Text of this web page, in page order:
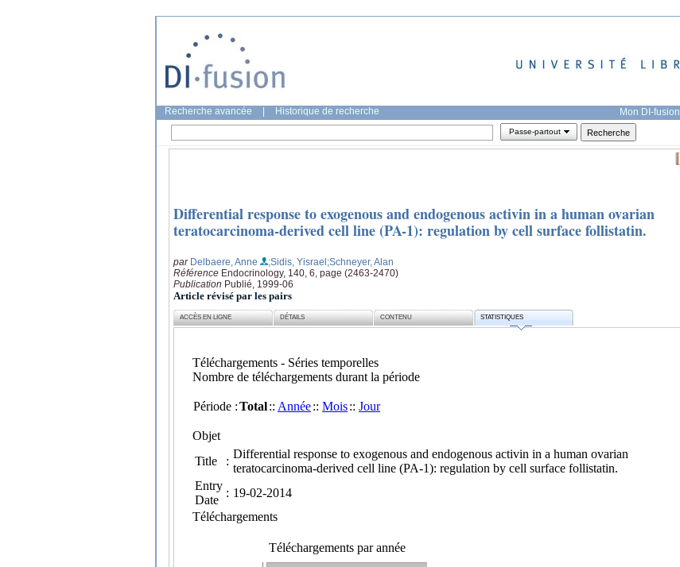
Recherche avancée Historique de recherche Mon DI-fusion
Passe-partout
Differential response to exogenous and endogenous activin in a human ovarian
teratocarcinoma-derived cell line (PA-1): regulation by cell surface follistatin.
par Delbaere, Anne ;Sidis, Yisrael;Schneyer, Alan
Référence Endocrinology, 140, 6, page (2463-2470)
Publication Publié, 1999-06
Article révisé par les pairs
ACCÈS EN LIGNE DÉTAILS CONTENU STATISTIQUES